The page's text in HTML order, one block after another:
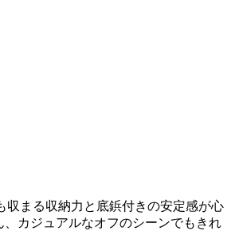
収まる収納力と底鋲付きの安定感が心
カジュアルなオフのシーンでもきれ